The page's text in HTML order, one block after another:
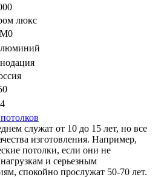
люкс
служат от 10 до 15 лет, но все
изготовления. Например,
потолки, если они не
и серьезным
спокойно прослужат 50-70 лет.